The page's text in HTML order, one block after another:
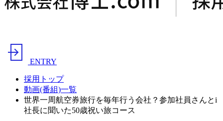
ENTRY
採用トップ
動画(番組)一覧
世界一周航空券旅行を毎年行う会社？参加社員さんとi
社長に聞いた50歳祝い旅コース